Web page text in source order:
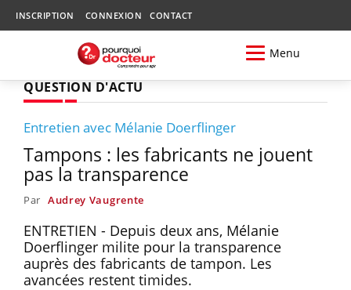
INSCRIPTION CONNEXION CONTACT
Menu
QUESTION D'ACTU
Entretien avec Mélanie Doerflinger
Tampons : les fabricants ne jouent
pas la transparence
Par Audrey Vaugrente
ENTRETIEN - Depuis deux ans, Mélanie
Doerflinger milite pour la transparence
auprès des fabricants de tampon. Les
avancées restent timides.